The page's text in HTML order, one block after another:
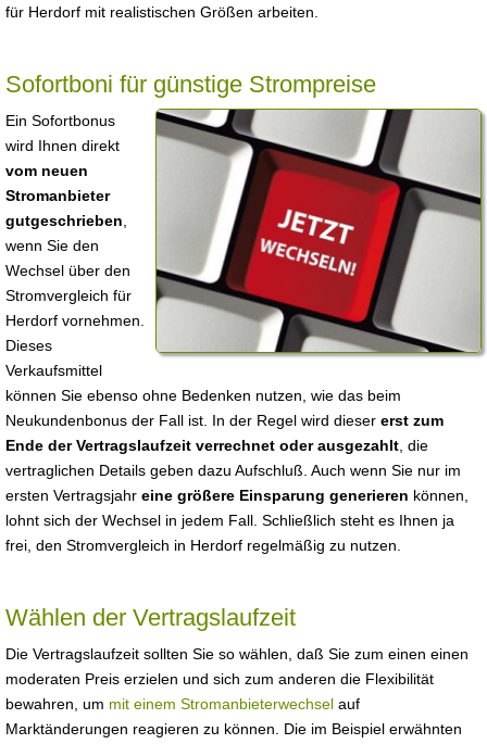
für Herdorf mit realistischen Größen arbeiten.
Sofortboni für günstige Strompreise
Ein Sofortbonus
wird Ihnen direkt
vom neuen
Stromanbieter
gutgeschrieben
wenn Sie den
Wechsel über den
Stromvergleich für
Herdorf vornehmen.
Dieses
Verkaufsmittel
können Sie ebenso ohne Bedenken nutzen, wie das beim
Neukundenbonus der Fall ist. In der Regel wird dieser erst zum
Ende der Vertragslaufzeit verrechnet oder ausgezahlt , die
vertraglichen Details geben dazu Aufschluß. Auch wenn Sie nur im
ersten Vertragsjahr eine größere Einsparung generieren können,
lohnt sich der Wechsel in jedem Fall. Schließlich steht es Ihnen ja
frei, den Stromvergleich in Herdorf regelmäßig zu nutzen.
Wählen der Vertragslaufzeit
Die Vertragslaufzeit sollten Sie so wählen, daß Sie zum einen einen
moderaten Preis erzielen und sich zum anderen die Flexibilität
bewahren, um mit einem Stromanbieterwechsel auf
Marktänderungen reagieren zu können. Die im Beispiel erwähnten